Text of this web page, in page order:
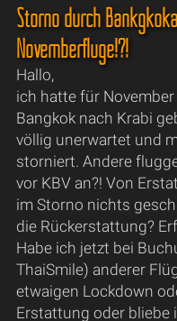
Storno durch
Novemberflüge!?!
Hallo,
ich hatte für
Bangkok nach Krabi
völlig unerwartet und
storniert. Andere
vor KBV an?! Von
im Storno nichts
die Rückerstattung?
Habe ich jetzt bei
ThaiSmile) anderer
etwaigen Lockdown
Erstattung oder bliebe